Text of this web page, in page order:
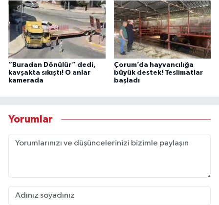
“Buradan Dönülür” dedi,
kavşakta sıkıştı! O anlar
kamerada
Çorum’da hayvancılığa
büyük destek! Teslimatlar
başladı
Yorumlar